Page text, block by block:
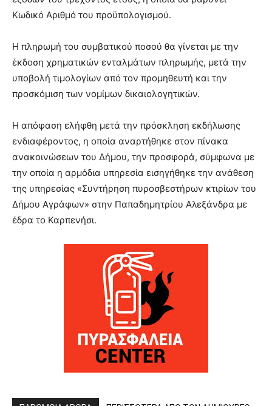
Κωδικό Αριθμό του προϋπολογισμού.
Η πληρωμή του συμβατικού ποσού θα γίνεται με την
έκδοση χρηματικών ενταλμάτων πληρωμής, μετά την
υποβολή τιμολογίων από τον προμηθευτή και την
προσκόμιση των νομίμων δικαιολογητικών.
Η απόφαση ελήφθη μετά την πρόσκληση εκδήλωσης
ενδιαφέροντος, η οποία αναρτήθηκε στον πίνακα
ανακοινώσεων του Δήμου, την προσφορά, σύμφωνα με
την οποία η αρμόδια υπηρεσία εισηγήθηκε την ανάθεση
της υπηρεσίας «Συντήρηση πυροσβεστήρων κτιρίων του
Δήμου Αγράφων» στην Παπαδημητρίου Αλεξάνδρα με
έδρα το Καρπενήσι.